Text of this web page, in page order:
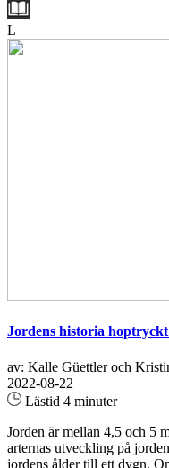
L
Jordens historia
av: Kalle Güettler och
2022-08-22
Lästid 4 minuter
Jorden är mellan 4,5 och 5
arternas utveckling på
jordens ålder till ett dygn.